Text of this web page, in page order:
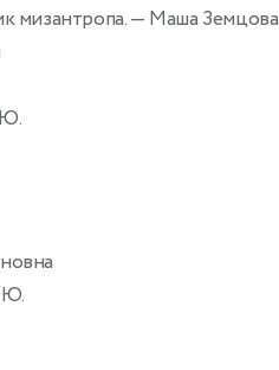
мизантропа.— Маша Земцова
Ю.